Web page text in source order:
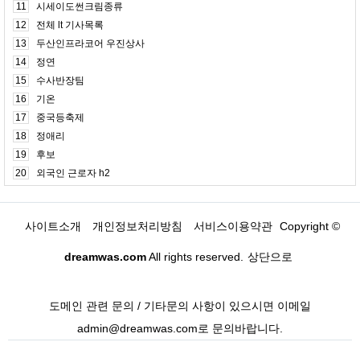
11
시세이도썬크림종류
12
전체 lt 기사목록
13
두산인프라코어 우진상사
14
정연
15
수사반장팀
16
기온
17
중국등축제
18
정애리
19
후보
20
외국인 근로자 h2
사이트소개 개인정보처리방침 서비스이용약관 Copyright ©
dreamwas.comAll rights reserved. 상단으로
도메인 관련 문의 / 기타문의 사항이 있으시면 이메일
admin@dreamwas.com로 문의바랍니다.